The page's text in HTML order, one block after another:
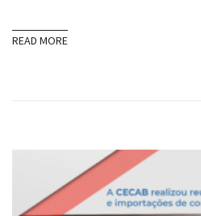
READ MORE